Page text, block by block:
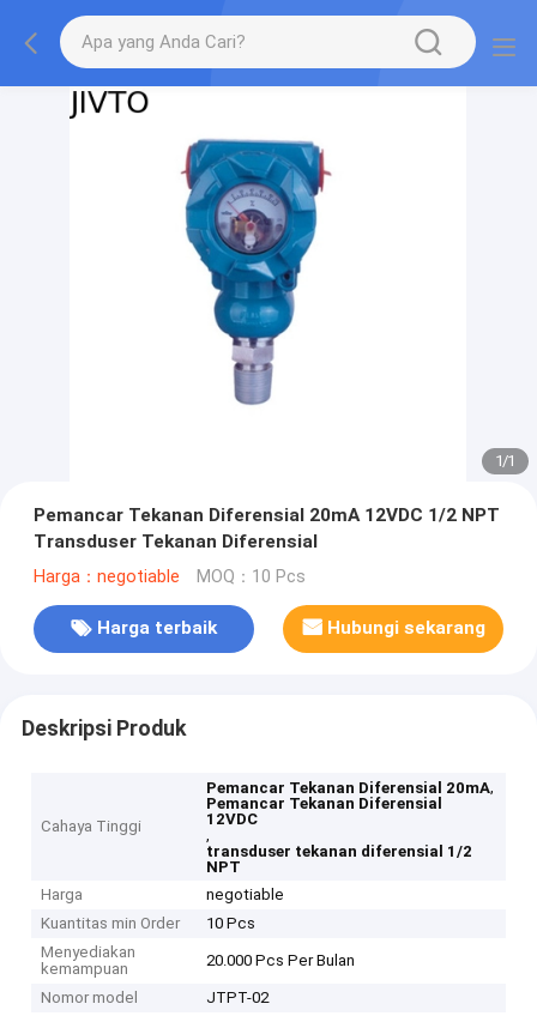
1/1
Pemancar Tekanan Diferensial 20mA 12VDC 1/2 NPT
Transduser Tekanan Diferensial
Harga：negotiable MOQ：10 Pcs
Harga terbaik Hubungi sekarang
Deskripsi Produk
Cahaya Tinggi
Pemancar Tekanan Diferensial 20mA,
Pemancar Tekanan Diferensial
12VDC
,
transduser tekanan diferensial 1/2
NPT
Harga
negotiable
Kuantitas min Order
10 Pcs
Menyediakan
kemampuan
20.000 Pcs Per Bulan
Nomor model
JTPT-02